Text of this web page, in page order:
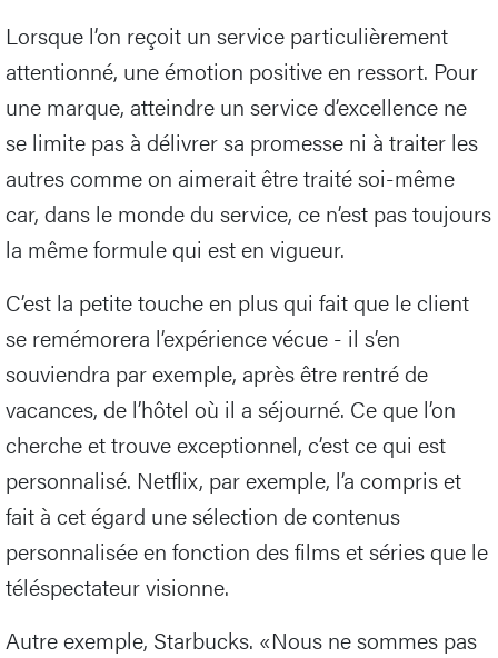
Lorsque l’on reçoit un service particulièrement
attentionné, une émotion positive en ressort. Pour
une marque, atteindre un service d’excellence ne
se limite pas à délivrer sa promesse ni à traiter les
autres comme on aimerait être traité soi-même
car, dans le monde du service, ce n’est pas toujours
la même formule qui est en vigueur.
C’est la petite touche en plus qui fait que le client
se remémorera l’expérience vécue - il s’en
souviendra par exemple, après être rentré de
vacances, de l’hôtel où il a séjourné. Ce que l’on
cherche et trouve exceptionnel, c’est ce qui est
personnalisé. Netflix, par exemple, l’a compris et
fait à cet égard une sélection de contenus
personnalisée en fonction des films et séries que le
téléspectateur visionne.
Autre exemple, Starbucks. «Nous ne sommes pas